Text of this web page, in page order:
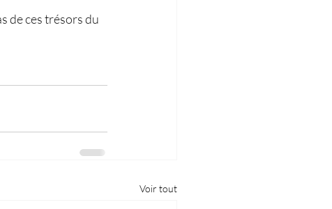
de ces trésors du
Voir tout